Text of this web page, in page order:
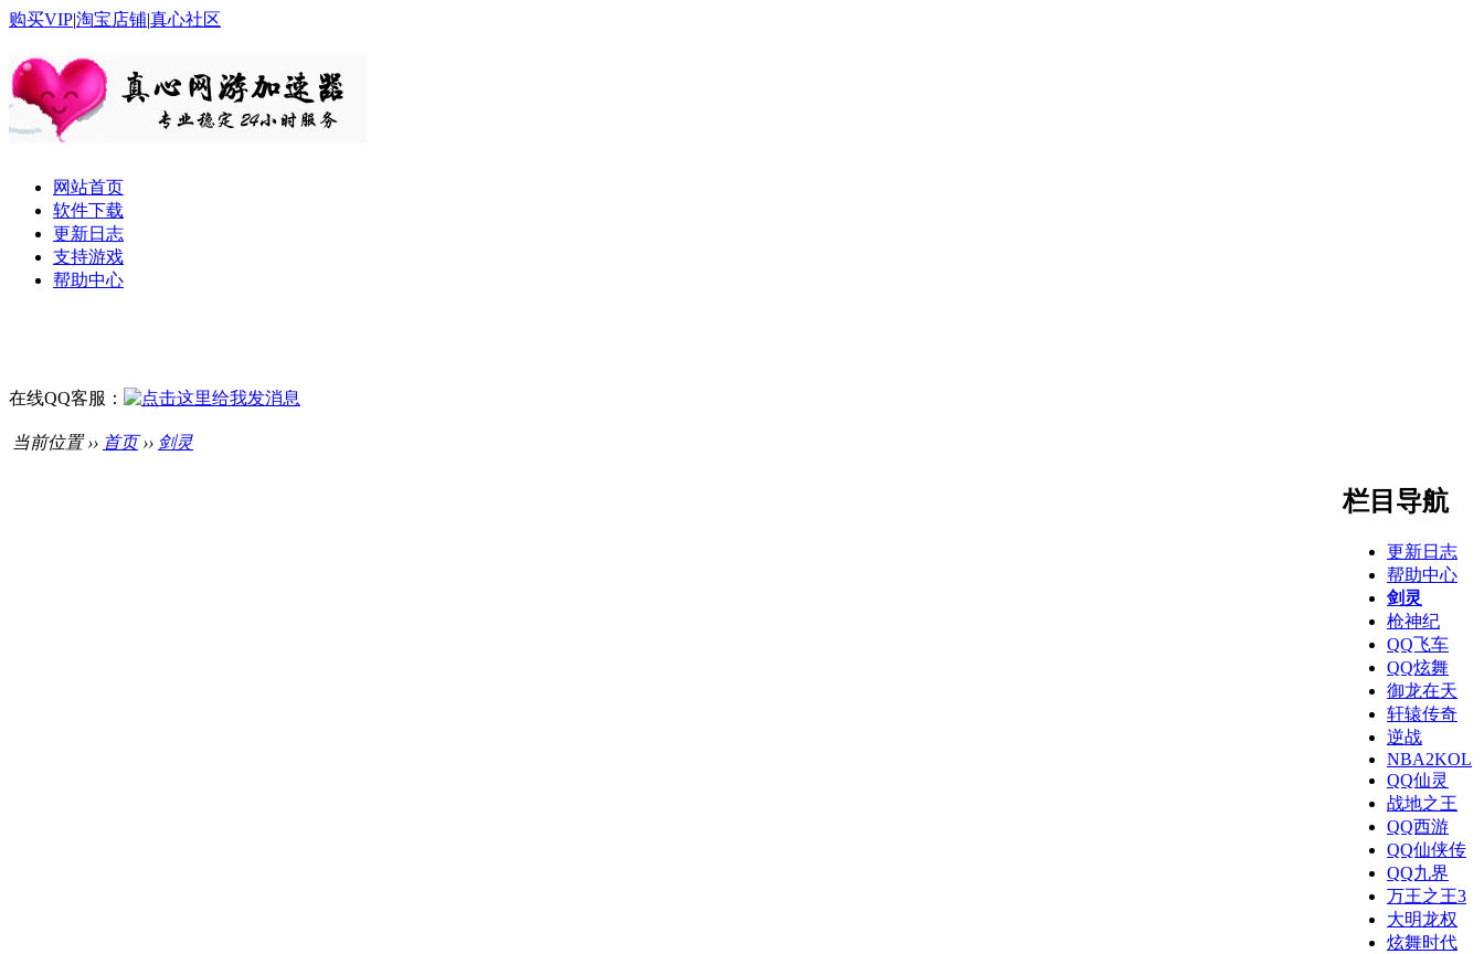
购买VIP|淘宝店铺|真心社区
网站首页
软件下载
更新日志
支持游戏
帮助中心
在线QQ客服：
当前位置 ›› 首页›› 剑灵
栏目导航
更新日志
帮助中心
剑灵
枪神纪
QQ飞车
QQ炫舞
御龙在天
轩辕传奇
逆战
NBA2KOL
QQ仙灵
战地之王
QQ西游
QQ仙侠传
QQ九界
万王之王3
大明龙权
炫舞时代